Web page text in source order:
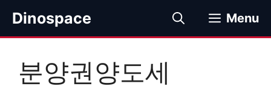
츠
Dinospace Menu
분양권양도세